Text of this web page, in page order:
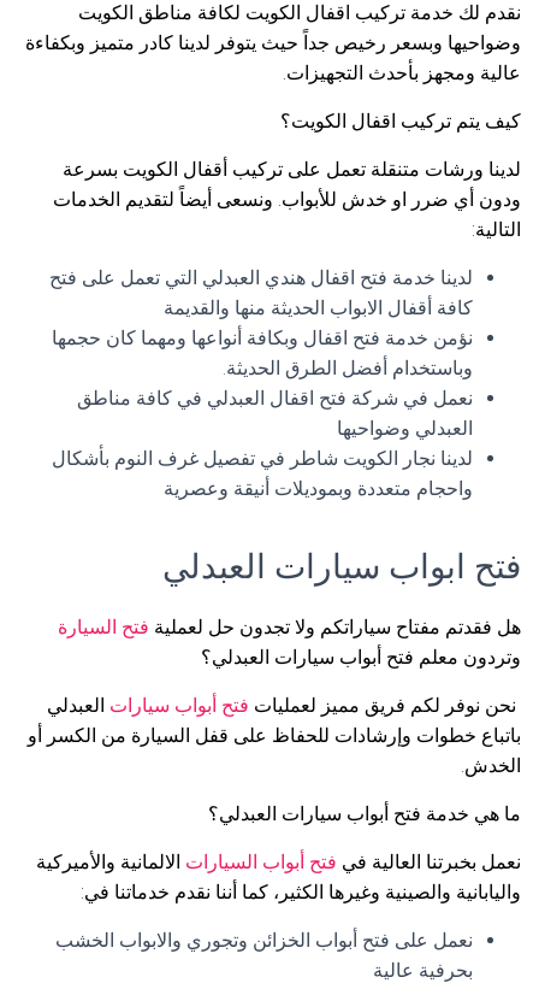
نقدم لك خدمة تركيب اقفال الكويت لكافة مناطق الكويت
وضواحيها وبسعر رخيص جداً حيث يتوفر لدينا كادر متميز وبكفاءة
عالية ومجهز بأحدث التجهيزات.
كيف يتم تركيب اقفال الكويت؟
لدينا ورشات متنقلة تعمل على تركيب أقفال الكويت بسرعة
ودون أي ضرر او خدش للأبواب. ونسعى أيضاً لتقديم الخدمات
التالية:
لدينا خدمة فتح اقفال هندي العبدلي التي تعمل على فتح
كافة أقفال الابواب الحديثة منها والقديمة
نؤمن خدمة فتح اقفال وبكافة أنواعها ومهما كان حجمها
وباستخدام أفضل الطرق الحديثة.
نعمل في شركة فتح اقفال العبدلي في كافة مناطق
العبدلي وضواحيها
لدينا نجار الكويت شاطر في تفصيل غرف النوم بأشكال
واحجام متعددة وبموديلات أنيقة وعصرية
فتح ابواب سيارات العبدلي
هل فقدتم مفتاح سياراتكم ولا تجدون حل لعملية فتح السيارة
وتردون معلم فتح أبواب سيارات العبدلي؟
نحن نوفر لكم فريق مميز لعمليات فتح أبواب سيارات العبدلي
باتباع خطوات وإرشادات للحفاظ على قفل السيارة من الكسر أو
الخدش.
ما هي خدمة فتح أبواب سيارات العبدلي؟
نعمل بخبرتنا العالية في فتح أبواب السيارات الالمانية والأميركية
واليابانية والصينية وغيرها الكثير، كما أننا نقدم خدماتنا في:
نعمل على فتح أبواب الخزائن وتجوري والابواب الخشب
بحرفية عالية